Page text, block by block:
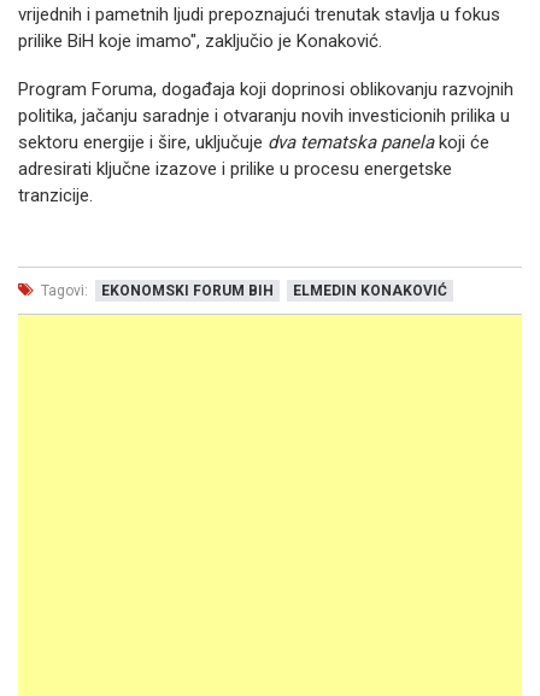
vrijednih i pametnih ljudi prepoznajući trenutak stavlja u fokus
prilike BiH koje imamo", zaključio je Konaković.
Program Foruma, događaja koji doprinosi oblikovanju razvojnih
politika, jačanju saradnje i otvaranju novih investicionih prilika u
sektoru energije i šire, uključuje dva tematska panelakoji će
adresirati ključne izazove i prilike u procesu energetske
tranzicije.
Tagovi: EKONOMSKI FORUM BIH ELMEDIN KONAKOVIĆ